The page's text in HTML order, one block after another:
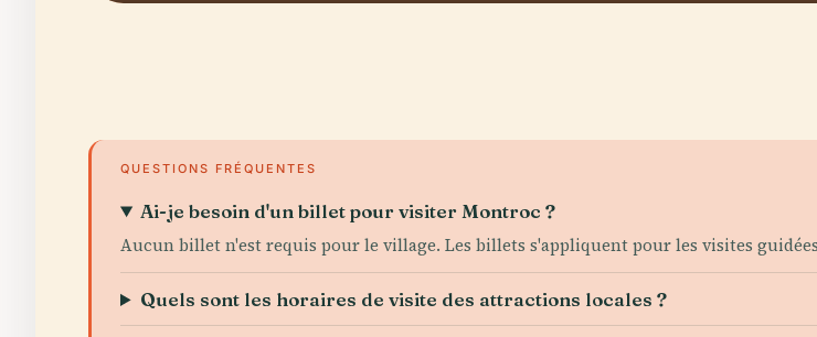
QUESTIONS FRÉQUENTES
Ai-je besoin d'un billet pour visiter Montroc ?
Aucun billet n'est requis pour le village. Les billets s'appliquent pour les visites
Quels sont les horaires de visite des attractions locales ?